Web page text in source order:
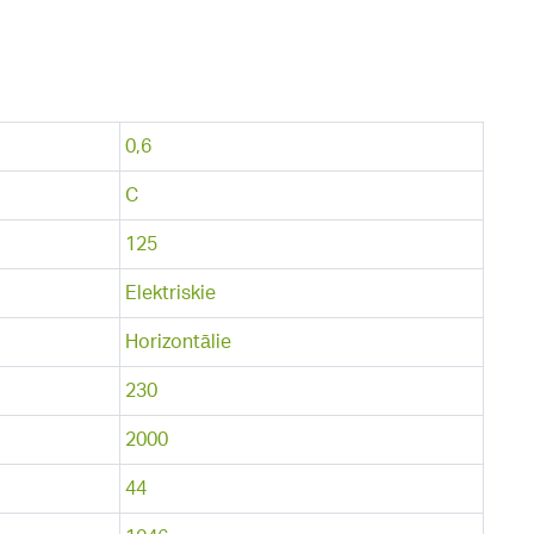
0,6
C
125
Elektriskie
Horizontālie
230
2000
44